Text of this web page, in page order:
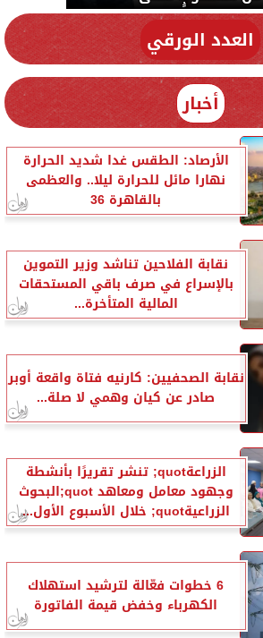
العدد الورقي
أخبار
الأرصاد: الطقس غدا شديد الحرارة
نهارا مائل للحرارة ليلا.. والعظمى
بالقاهرة 36
نقابة الفلاحين تناشد وزير التموين
بالإسراع في صرف باقي المستحقات
المالية المتأخرة...
نقابة الصحفيين: كارنيه فتاة واقعة أوبر
صادر عن كيان وهمي لا صلة...
الزراعةquot; تنشر تقريرًا بأنشطة
وجهود معامل ومعاهد quot;البحوث
الزراعيةquot; خلال الأسبوع الأول...
6 خطوات فعّالة لترشيد استهلاك
الكهرباء وخفض قيمة الفاتورة